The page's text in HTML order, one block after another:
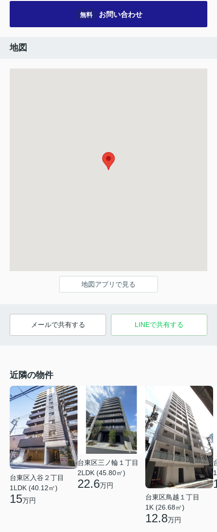
無料 お問い合わせ
地図
地図アプリで見る
メールで共有する LINEで共有する
近隣の物件
台東区入谷２丁目
1LDK (40.12㎡)
15万円
台東区三ノ輪１丁目
2LDK (45.80㎡)
22.6万円
台東区鳥越１丁目
1K (26.68㎡)
12.8万円